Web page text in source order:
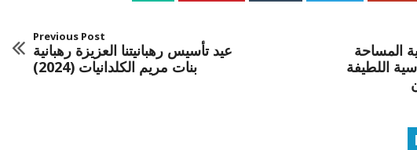
Previous Post
عيد تأسيس رهبانيتنا العزيزة رهبانية
بنات مريم الكلدانيات (2024)
المساحة
اللطيفة